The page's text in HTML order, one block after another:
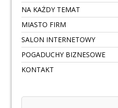
NA KAŻDY TEMAT
MIASTO FIRM
SALON INTERNETOWY
POGADUCHY BIZNESOWE
KONTAKT